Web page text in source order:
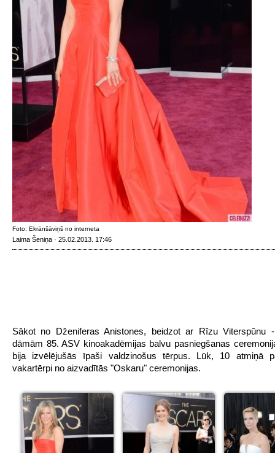
Foto: Ekrānšāviņš no interneta
Laima Šeniņa · 25.02.2013. 17:46
Sākot no Dženiferas Anistones, beidzot ar Rīzu Viterspūnu
dāmām 85. ASV kinoakadēmijas balvu pasniegšanas
bija izvēlējušās īpaši valdzinošus tērpus. Lūk, 10 atmiņā
vakartērpi no aizvadītās "Oskaru" ceremonijas.